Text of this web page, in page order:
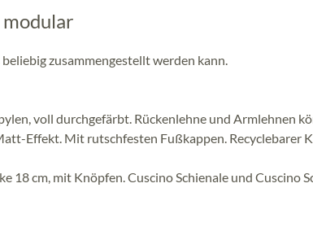
zusammengestellt werden kann.
voll durchgefärbt. Rückenlehne und Armlehnen
Effekt. Mit rutschfesten Fußkappen. Recyclebarer
18 cm, mit Knöpfen. Cuscino Schienale und Cuscino